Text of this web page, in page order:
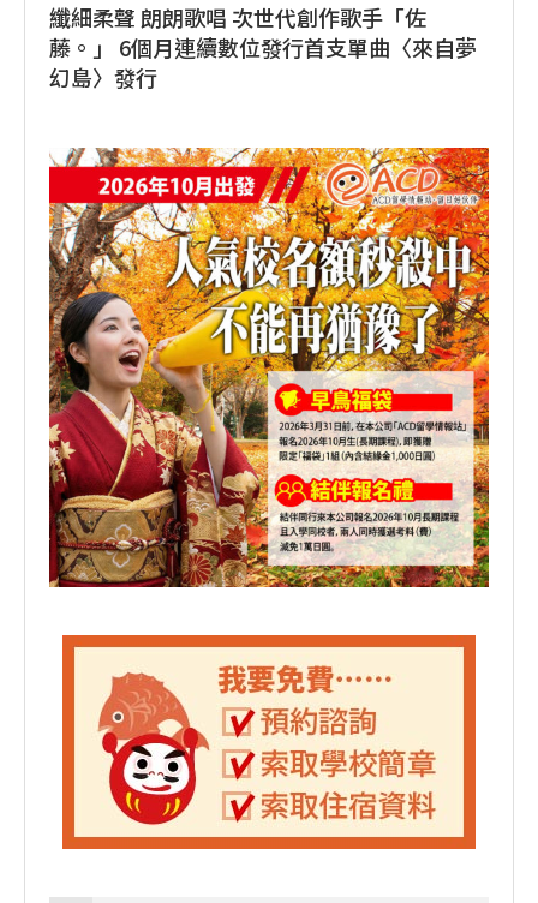
纖細柔聲 朗朗歌唱 次世代創作歌手「佐
藤。」 6個月連續數位發行首支單曲〈來自夢
幻島〉發行